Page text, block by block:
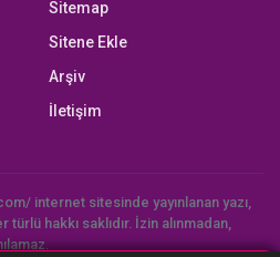
Sitemap
Sitene Ekle
Arşiv
İletişim
internet sitesinde yayınlanan yazı,
hakkı saklıdır. İzin alınmadan,